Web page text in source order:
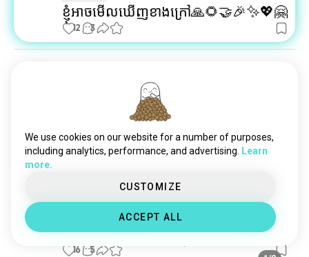
សួនច្បារ 3.2K គ្រលីង
សកម្មភាព
អ្នករស់រានមានជីវិត 297 គ្រលីង
ខ្ញុំអាចមើលឃើញខាងក្រៅ🙏🌻🤝🎉✨💖🤗
12 3
បើកកញ្ចក់ចុះ ស្តាប់តន្ត្រី បញ្ចប់ការព្រួយ
ការបើកបរ​តែម្ដងគឺជាការព្យាបាលល្អបំផុត។
16 2
ថុលា
ការលើកកម្រិតថាមពលក្នុងការហាត់ប្រាណ😁
16 5
We use cookies on our website for a number of purposes,
including analytics, performance, and advertising.
Learn
more.
CUSTOMIZE
ACCEPT ALL